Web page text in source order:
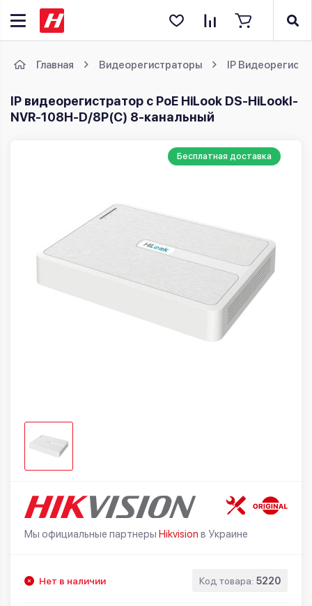
Главная Видеорегистраторы IP
IP видеорегистратор с PoE HiLook DS-HiLookI-
NVR-108H-D/8P(C) 8-канальный
Бесплатная доставка
Мы официальные партнеры Hikvision в Украине
Нет в наличии Код товара: 5220